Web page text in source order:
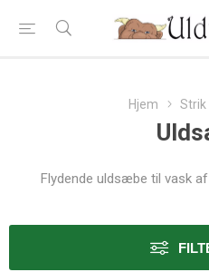
Hjem Strik
Flydende uldsæbe til vask